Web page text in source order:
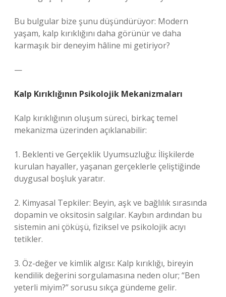
Bu bulgular bize şunu düşündürüyor: Modern
yaşam, kalp kırıklığını daha görünür ve daha
karmaşık bir deneyim hâline mi getiriyor?
—
Kalp Kırıklığının Psikolojik Mekanizmaları
Kalp kırıklığının oluşum süreci, birkaç temel
mekanizma üzerinden açıklanabilir:
1. Beklenti ve Gerçeklik Uyumsuzluğu: İlişkilerde
kurulan hayaller, yaşanan gerçeklerle çeliştiğinde
duygusal boşluk yaratır.
2. Kimyasal Tepkiler: Beyin, aşk ve bağlılık sırasında
dopamin ve oksitosin salgılar. Kaybın ardından bu
sistemin ani çöküşü, fiziksel ve psikolojik acıyı
tetikler.
3. Öz-değer ve kimlik algısı: Kalp kırıklığı, bireyin
kendilik değerini sorgulamasına neden olur; “Ben
yeterli miyim?” sorusu sıkça gündeme gelir.